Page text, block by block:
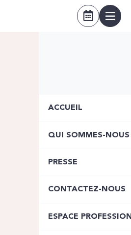
ACCUEIL
QUI SOMMES-NOUS
PRESSE
CONTACTEZ-NOUS
ESPACE